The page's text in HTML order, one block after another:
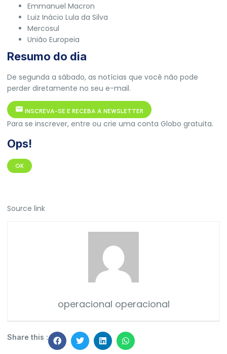
Emmanuel Macron
Luiz Inácio Lula da Silva
Mercosul
União Europeia
Resumo do dia
De segunda a sábado, as notícias que você não pode
perder diretamente no seu e-mail.
INSCREVA-SE E RECEBA A NEWSLETTER
Para se inscrever, entre ou crie uma conta Globo gratuita.
Ops!
OK
Source link
operacional operacional
Share this :